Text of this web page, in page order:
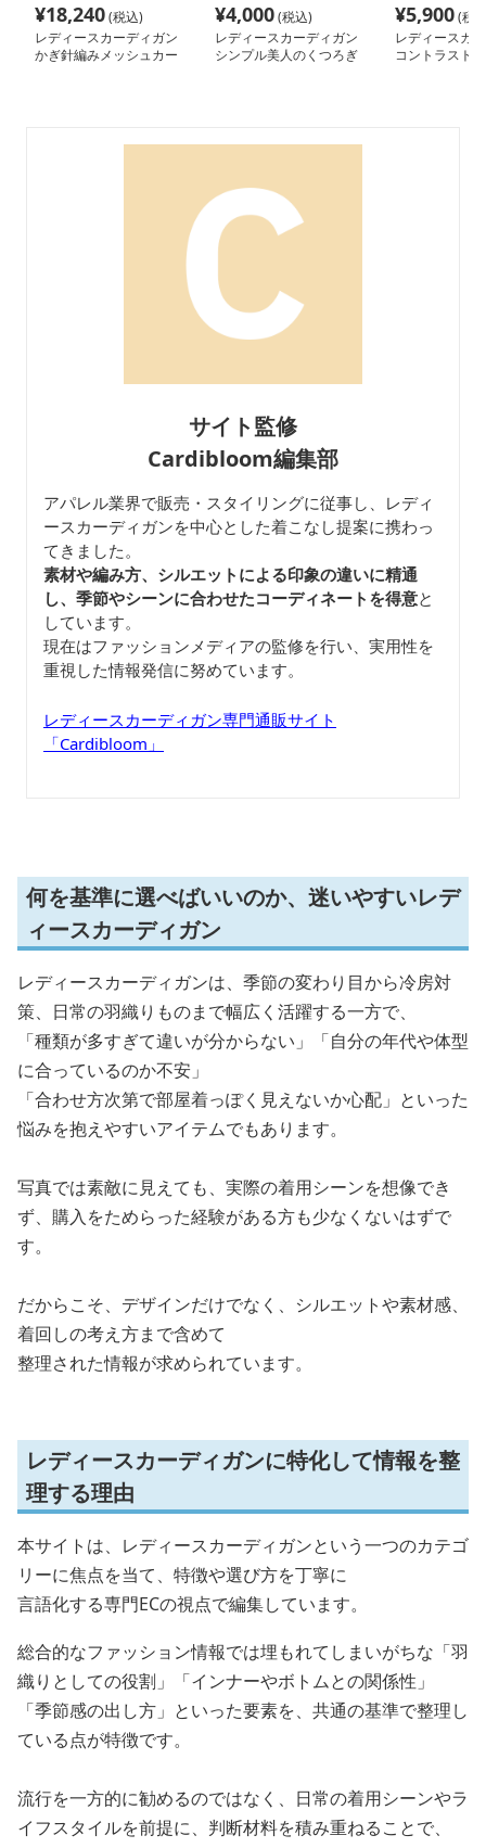
¥18,240(税込)
レディースカーディガン
かぎ針編みメッシュカー
¥4,000(税込)
レディースカーディガン
シンプル美人のくつろぎ
¥5,900(税
レディースカ
コントラスト
サイト監修
Cardibloom編集部
アパレル業界で販売・スタイリングに従事し、レディ
ースカーディガンを中心とした着こなし提案に携わっ
てきました。
素材や編み方、シルエットによる印象の違いに精通
し、季節やシーンに合わせたコーディネートを得意と
しています。
現在はファッションメディアの監修を行い、実用性を
重視した情報発信に努めています。
レディースカーディガン専門通販サイト
「Cardibloom」
何を基準に選べばいいのか、迷いやすいレデ
ィースカーディガン
レディースカーディガンは、季節の変わり目から冷房対
策、日常の羽織りものまで幅広く活躍する一方で、
「種類が多すぎて違いが分からない」「自分の年代や体型
に合っているのか不安」
「合わせ方次第で部屋着っぽく見えないか心配」といった
悩みを抱えやすいアイテムでもあります。
写真では素敵に見えても、実際の着用シーンを想像でき
ず、購入をためらった経験がある方も少なくないはずで
す。
だからこそ、デザインだけでなく、シルエットや素材感、
着回しの考え方まで含めて
整理された情報が求められています。
レディースカーディガンに特化して情報を整
理する理由
本サイトは、レディースカーディガンという一つのカテゴ
リーに焦点を当て、特徴や選び方を丁寧に
言語化する専門ECの視点で編集しています。
総合的なファッション情報では埋もれてしまいがちな「羽
織りとしての役割」「インナーやボトムとの関係性」
「季節感の出し方」といった要素を、共通の基準で整理し
ている点が特徴です。
流行を一方的に勧めるのではなく、日常の着用シーンやラ
イフスタイルを前提に、判断材料を積み重ねることで、